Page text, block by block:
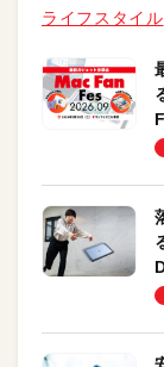
ライフスタイル